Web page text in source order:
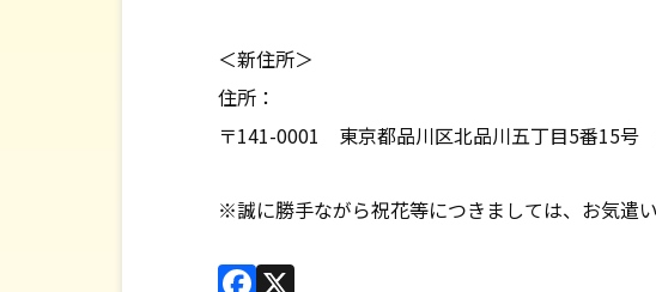
＜新住所＞
住所：
〒141-0001 東京都品川区北品川五丁目5番15
※誠に勝手ながら祝花等につきましては、お気遣